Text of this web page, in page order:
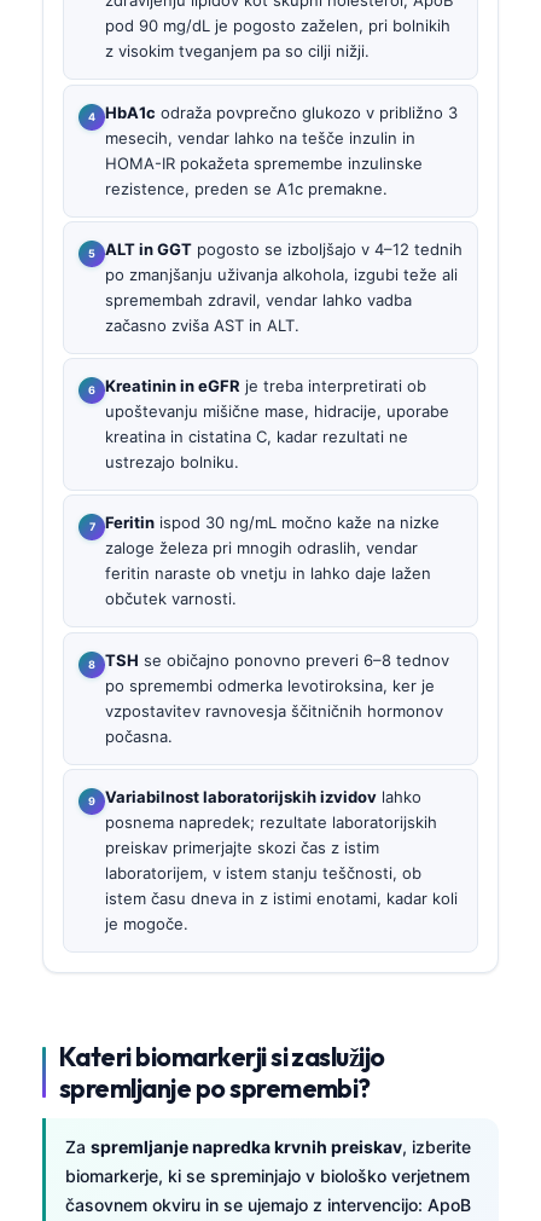
pod 90 mg/dL je pogosto zaželen, pri bolnikih
z visokim tveganjem pa so cilji nižji.
HbA1c odraža povprečno glukozo v približno 3
mesecih, vendar lahko na tešče inzulin in
HOMA-IR pokažeta spremembe inzulinske
rezistence, preden se A1c premakne.
ALT in GGT pogosto se izboljšajo v 4–12 tednih
po zmanjšanju uživanja alkohola, izgubi teže ali
spremembah zdravil, vendar lahko vadba
začasno zviša AST in ALT.
Kreatinin in eGFR je treba interpretirati ob
upoštevanju mišične mase, hidracije, uporabe
kreatina in cistatina C, kadar rezultati ne
ustrezajo bolniku.
Feritin ispod 30 ng/mL močno kaže na nizke
zaloge železa pri mnogih odraslih, vendar
feritin naraste ob vnetju in lahko daje lažen
občutek varnosti.
TSH se običajno ponovno preveri 6–8 tednov
po spremembi odmerka levotiroksina, ker je
vzpostavitev ravnovesja ščitničnih hormonov
počasna.
Variabilnost laboratorijskih izvidov lahko
posnema napredek; rezultate laboratorijskih
preiskav primerjajte skozi čas z istim
laboratorijem, v istem stanju teščnosti, ob
istem času dneva in z istimi enotami, kadar koli
je mogoče.
Kateri biomarkerji si zaslužijo
spremljanje po spremembi?
Za spremljanje napredka krvnih preiskav, izberite
biomarkerje, ki se spreminjajo v biološko verjetnem
časovnem okviru in se ujemajo z intervencijo: ApoB